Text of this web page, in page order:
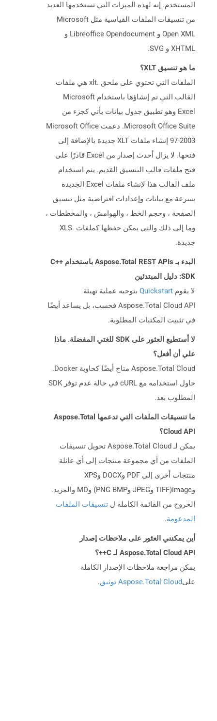
المستخدم. إنه لهذه الميزات التي تستخدمها العديد
من تنسيقات الملفات القياسية مثل Microsoft
Open XML و Libreoffice Opendocument و
XHTML و SVG.
ما هو تنسيق XLT؟
الملفات التي تحتوي على ملحق .xlt هي ملفات
القالب التي تم إنشاؤها باستخدام Microsoft
Excel وهو تطبيق جدول بيانات يأتي كجزء من
Microsoft Office Suite. دعمت Microsoft Office
97-2003 إنشاء ملفات XLT جديدة بالإضافة إلى
فتحها. لا يزال أحدث إصدار من Excel قادرًا على
فتح ملفات قالب التنسيق القديم. يتم استخدام
ملف القالب هذا لإنشاء ملفات Excel الجديدة
بسرعة مع بيانات وإعدادات افتراضية مثل تنسيق
الصفحة ، وحجم الخط ، والهوامش ، والمخططات ،
وما إلى ذلك والتي يمكن حفظها كملفات .XLS
جديدة.
البدء بـ Aspose.Total REST APIs باستخدام C++
SDK: دليل المبتدئين
لا يقوم Quickstart بتوجيه عملية تهيئة
Aspose.Total Cloud API فحسب، بل يساعد أيضًا
في تثبيت المكتبات المطلوبة.
لا أستطيع العثور على SDK للغتي المفضلة. ماذا
علي أن أفعل؟
Aspose.Total Cloud متاح أيضًا كحاوية Docker.
حاول استخدامه مع cURL في حالة عدم توفر SDK
المطلوب بعد.
ما تنسيقات الملفات التي تدعمها Aspose.Total
Cloud API؟
يمكن لـ Aspose.Total Cloud تحويل تنسيقات
الملفات من أي مجموعة منتجات إلى أي عائلة
منتجات أخرى إلى PDF وDOCX وXPS
وimage(TIFF وJPEG وPNG BMP) وMD والمزيد.
الخروج من القائمة الكاملة ل تنسيقات الملفات
المدعومة.
أين يمكنني العثور على ملاحظات إصدار
Aspose.Total Cloud API لـ C++؟
يمكن مراجعة ملاحظات الإصدار الكاملة
علىAspose.Total Cloud توثيق .